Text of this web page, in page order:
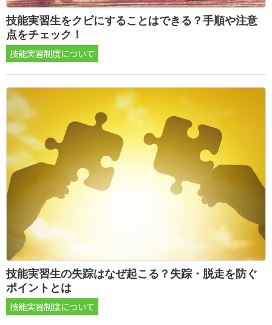
技能実習生をクビにすることはできる？手順や注意
点をチェック！
技能実習制度について
技能実習生の失踪はなぜ起こる？失踪・脱走を防ぐ
ポイントとは
技能実習制度について